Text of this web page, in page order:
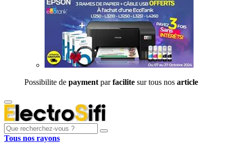
Possibilite de payment parfacilite sur tous nos article
Tous nos rayons